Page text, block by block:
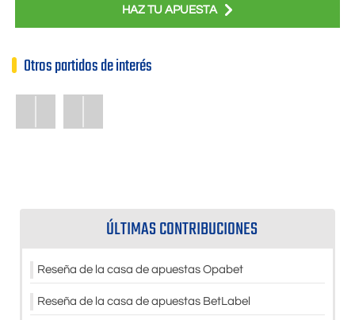
HAZ TU APUESTA
Otros partidos de interés
ÚLTIMAS CONTRIBUCIONES
Reseña de la casa de apuestas Opabet
Reseña de la casa de apuestas BetLabel